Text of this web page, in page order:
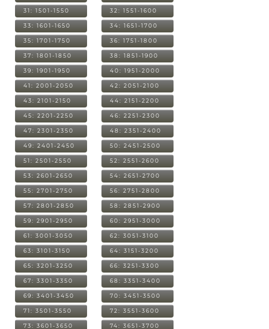
31: 1501-1550 32: 1551-1600
33: 1601-1650 34: 1651-1700
35: 1701-1750 36: 1751-1800
37: 1801-1850 38: 1851-1900
39: 1901-1950 40: 1951-2000
41: 2001-2050 42: 2051-2100
43: 2101-2150 44: 2151-2200
45: 2201-2250 46: 2251-2300
47: 2301-2350 48: 2351-2400
49: 2401-2450 50: 2451-2500
51: 2501-2550 52: 2551-2600
53: 2601-2650 54: 2651-2700
55: 2701-2750 56: 2751-2800
57: 2801-2850 58: 2851-2900
59: 2901-2950 60: 2951-3000
61: 3001-3050 62: 3051-3100
63: 3101-3150 64: 3151-3200
65: 3201-3250 66: 3251-3300
67: 3301-3350 68: 3351-3400
69: 3401-3450 70: 3451-3500
71: 3501-3550 72: 3551-3600
73: 3601-3650 74: 3651-3700